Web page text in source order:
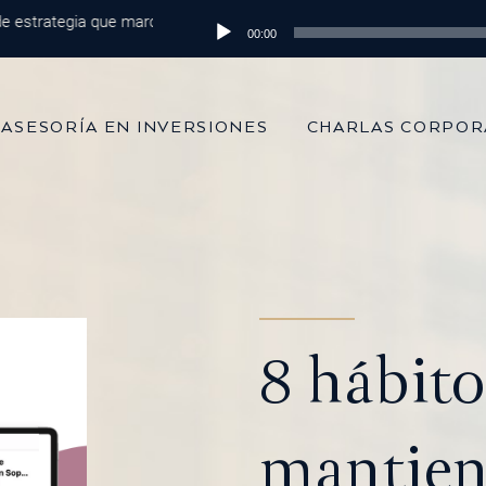
que marca la diferencia Episodio 215: De 100 mil dólares
Reproductor
00:00
ASESORÍA EN INVERSIONES CHARLAS
8